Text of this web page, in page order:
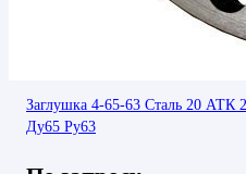
Заглушка 4-65-63 Сталь 20 АТК
Ду65 Ру63